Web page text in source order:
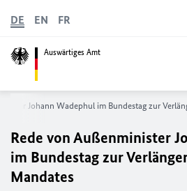
Auswärtiges Amt
DE EN FR
Johann Wadephul im Bundestag zur
Rede von Außenminister
im Bundestag zur
Mandates